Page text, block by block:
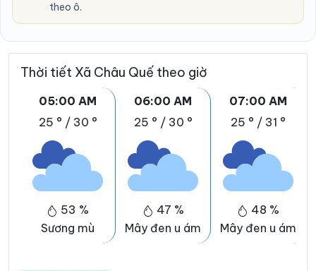
theo ô.
Thời tiết Xã Châu Quế theo giờ
05:00 AM
25 ° / 30 °
53 %
Sương mù
06:00 AM
25 ° / 30 °
47 %
Mây đen u ám
07:00 AM
25 ° / 31 °
48 %
Mây đen u ám